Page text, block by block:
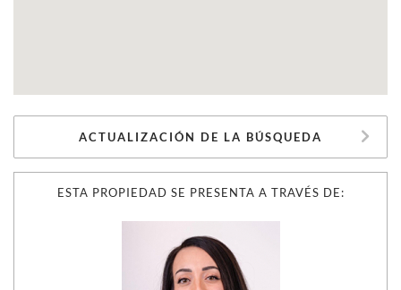
ESTA PROPIEDAD SE PRESENTA A TRAVÉS DE:
ACTUALIZACIÓN DE LA BÚSQUEDA